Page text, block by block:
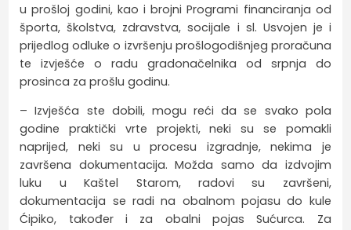
u prošloj godini, kao i brojni Programi financiranja od
športa, školstva, zdravstva, socijale i sl. Usvojen je i
prijedlog odluke o izvršenju prošlogodišnjeg proračuna
te izvješće o radu gradonačelnika od srpnja do
prosinca za prošlu godinu.
– Izvješća ste dobili, mogu reći da se svako pola
godine praktički vrte projekti, neki su se pomakli
naprijed, neki su u procesu izgradnje, nekima je
završena dokumentacija. Možda samo da izdvojim
luku u Kaštel Starom, radovi su završeni,
dokumentacija se radi na obalnom pojasu do kule
Ćipiko, također i za obalni pojas Sućurca. Za